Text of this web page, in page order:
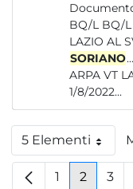
BQ/L BQ/L ASL LATINA RR 380 ARPA VT
LAZIO AL
SORIANO
ARPA VT
1/8/2022...
5 ElementiPer pagina
Pagina
1 Pagina
2 3